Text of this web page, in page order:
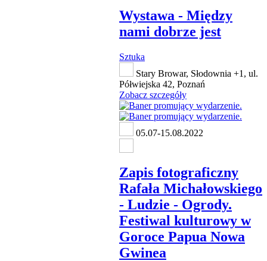
Wystawa - Między
nami dobrze jest
Sztuka
Stary Browar, Słodownia +1, ul.
Półwiejska 42, Poznań
Zobacz szczegóły
05.07-15.08.2022
Zapis fotograficzny
Rafała Michałowskiego
- Ludzie - Ogrody.
Festiwal kulturowy w
Goroce Papua Nowa
Gwinea